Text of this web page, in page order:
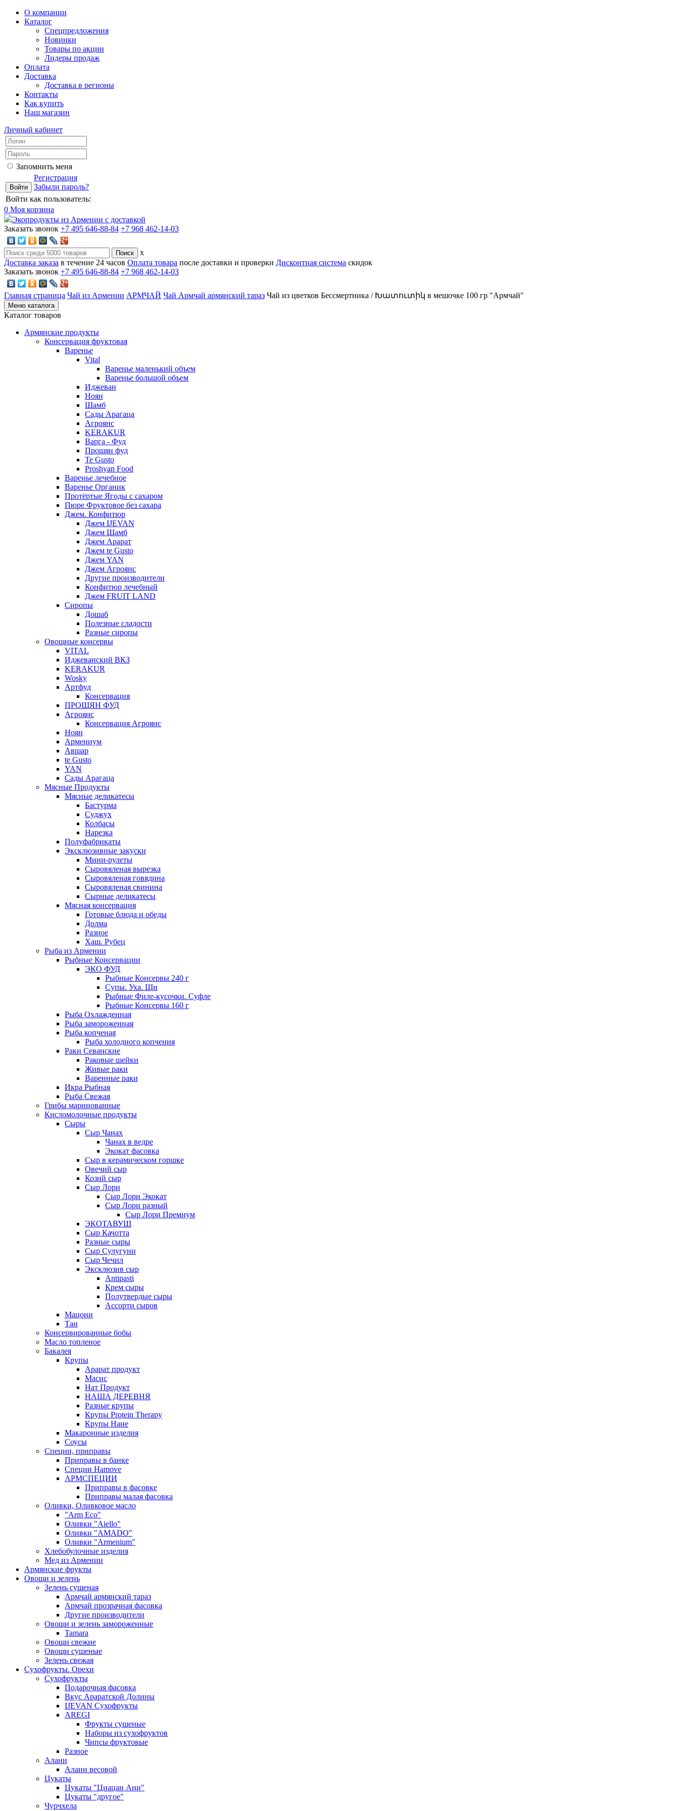
О компании
Каталог
Спецпредложения
Новинки
Товары по акции
Лидеры продаж
Оплата
Доставка
Доставка в регионы
Контакты
Как купить
Наш магазин
Личный кабинет
Запомнить меня
Регистрация
Забыли пароль?
Войти как пользователь:
0 Моя корзина
Экопродукты из Армении с доставкой
Заказать звонок +7 495 646-88-84 +7 968 462-14-03
x
Доставка заказа в течение 24 часов Оплата товара после доставки и проверки Дисконтная система скидок
Заказать звонок +7 495 646-88-84 +7 968 462-14-03
Главная страница Чай из Армении АРМЧАЙ Чай Армчай армянский тараз Чай из цветков Бессмертника / Խատուտիկ в мешочке 100 гр "Армчай"
Меню каталога
Каталог товаров
Армянские продукты
Консервация фруктовая
Варенье
Vital
Варенье маленький объем
Варенье большой объем
Иджеван
Ноян
Шамб
Сады Арагаца
Агроянс
KERAKUR
Варга - Фуд
Прошян фуд
Te Gusto
Proshyan Food
Варенье лечебное
Варенье Органик
Протёртые Ягоды с сахаром
Пюре Фруктовое без сахара
Джем. Конфитюр
Джем IJEVAN
Джем Шамб
Джем Арарат
Джем te Gusto
Джем YAN
Джем Агроянс
Другие производители
Конфитюр лечебный
Джем FRUIT LAND
Сиропы
Дошаб
Полезные сладости
Разные сиропы
Овощные консервы
VITAL
Иджеванский ВКЗ
KERAKUR
Wosky
Артфуд
Консервация
ПРОШЯН ФУД
Агроянс
Консервация Агроянс
Ноян
Армениум
Авшар
te Gusto
YAN
Сады Арагаца
Мясные Продукты
Мясные деликатесы
Бастурма
Суджух
Колбасы
Нарезка
Полуфабрикаты
Эксклюзивные закуски
Мини-рулеты
Сыровяленая вырезка
Сыровяленая говядина
Сыровяленая свинина
Сырные деликатесы
Мясная консервация
Готовые блюда и обеды
Долма
Разное
Хаш. Рубец
Рыба из Армении
Рыбные Консервации
ЭКО ФУД
Рыбные Консервы 240 г
Супы. Уха. Щи
Рыбные Филе-кусочки. Суфле
Рыбные Консервы 160 г
Рыба Охлажденная
Рыба замороженная
Рыба копченая
Рыба холодного копчения
Раки Севанские
Раковые шейки
Живые раки
Варенные раки
Икра Рыбная
Рыба Свежая
Грибы маринованные
Кисломолочные продукты
Сыры
Сыр Чанах
Чанах в ведре
Экокат фасовка
Сыр в керамическом горшке
Овечий сыр
Козий сыр
Сыр Лори
Сыр Лори Экокат
Сыр Лори разный
Сыр Лори Премиум
ЭКОТАВУШ
Сыр Качотта
Разные сыры
Сыр Сулугуни
Сыр Чечил
Эксклюзив сыр
Antipasti
Крем сыры
Полутвердые сыры
Ассорти сыров
Мацони
Тан
Консервированные бобы
Масло топленое
Бакалея
Крупы
Арарат продукт
Масис
Нат Продукт
НАША ДЕРЕВНЯ
Разные крупы
Крупы Protein Therapy
Крупы Нане
Макаронные изделия
Соусы
Специи, приправы
Приправы в банке
Специи Hamove
АРМСПЕЦИИ
Приправы в фасовке
Приправы малая фасовка
Оливки, Оливковое масло
"Arm Eco"
Оливки "Aiello"
Оливки "AMADO"
Оливки "Armenium"
Хлебобулочные изделия
Мед из Армении
Армянские фрукты
Овощи и зелень
Зелень сушеная
Армчай армянский тараз
Армчай прозрачная фасовка
Другие производители
Овощи и зелень замороженные
Tamara
Овощи свежие
Овощи сушеные
Зелень свежая
Сухофрукты. Орехи
Сухофрукты
Подарочная фасовка
Вкус Араратской Долины
IJEVAN Сухофрукты
AREGI
Фрукты сушеные
Наборы из сухофруктов
Чипсы фруктовые
Разное
Алани
Алани весовой
Цукаты
Цукаты "Циацан Ани"
Цукаты "другое"
Чурчхела